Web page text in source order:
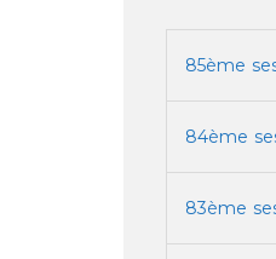
85ème
84ème
83ème